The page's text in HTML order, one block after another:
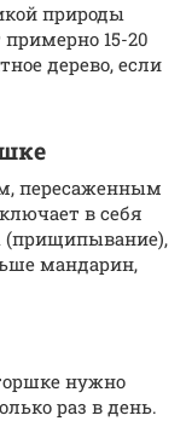
природы
15-20
дерево, если
пересаженным
в себя
(прищипывание),
мандарин,
нужно
раз в день.